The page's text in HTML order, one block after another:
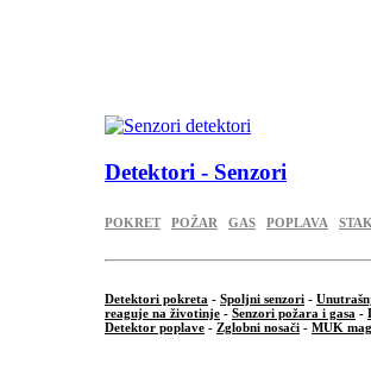
Detektori - Senzori
POKRET POŽAR GAS POPLAVA
Detektori pokreta - Spoljni senzori -
reaguje na životinje - Senzori požara i gasa -
Detektor poplave - Zglobni nosači - MUK